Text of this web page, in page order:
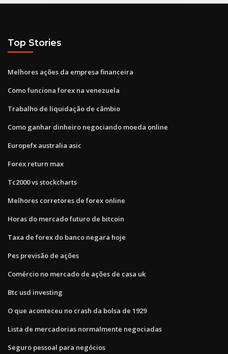
Top Stories
Melhores ações da empresa financeira
Como funciona forex na venezuela
Trabalho de liquidação de câmbio
Como ganhar dinheiro negociando moeda online
Europefx australia asic
Forex return max
Tc2000 vs stockcharts
Melhores corretores de forex online
Horas do mercado futuro de bitcoin
Taxa de forex do banco negara hoje
Pes previsão de ações
Comércio no mercado de ações de casa uk
Btc usd investing
O que aconteceu no crash da bolsa de 1929
Lista de mercadorias normalmente negociadas
Seguro pessoal para negócios